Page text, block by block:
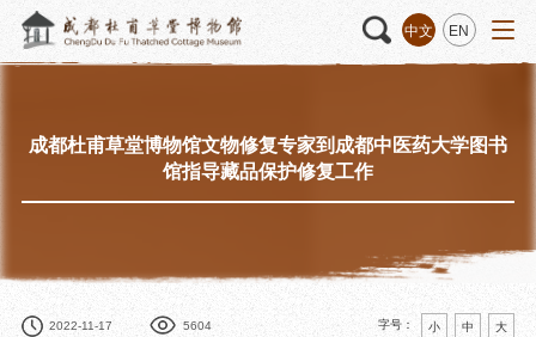
中文 EN
活动 “人日游草堂”系列文化活动
数字资源
捐赠名录
成都杜甫草堂博物馆文物修复专家到成都中医药大学图书
馆指导藏品保护修复工作
2022-11-17 5604 字号： 小 中 大